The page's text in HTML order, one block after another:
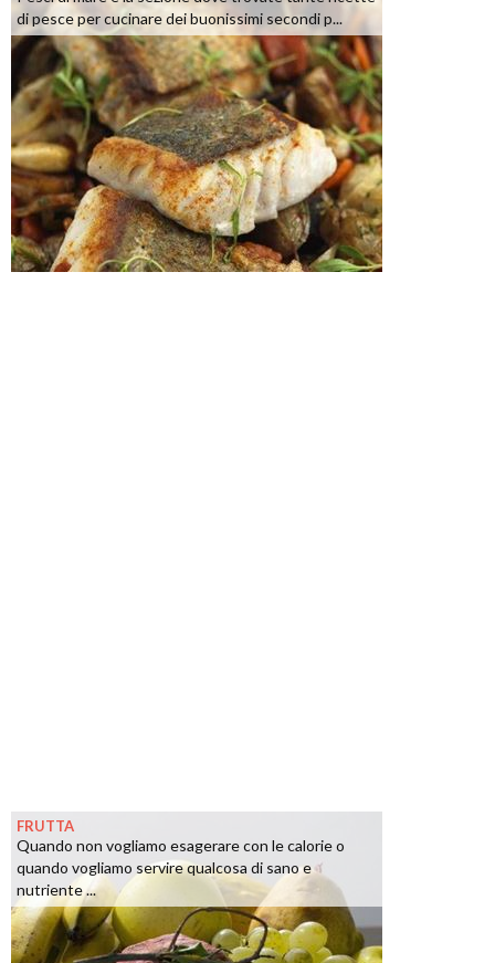
di pesce per cucinare dei buonissimi secondi p...
FRUTTA
Quando non vogliamo esagerare con le calorie o
quando vogliamo servire qualcosa di sano e
nutriente ...